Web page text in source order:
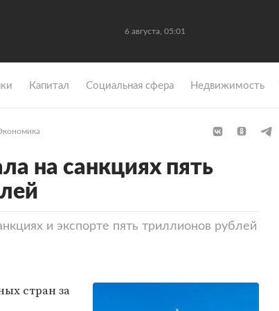
6 августа, 05:01
Капитал Социальная сфера Недвижимость
на санкциях пять
и экспорте пять триллионов рублей
стран за